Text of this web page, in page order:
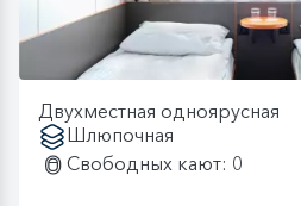
Двухместная одноярусная
Шлюпочная
Свободных кают: 0